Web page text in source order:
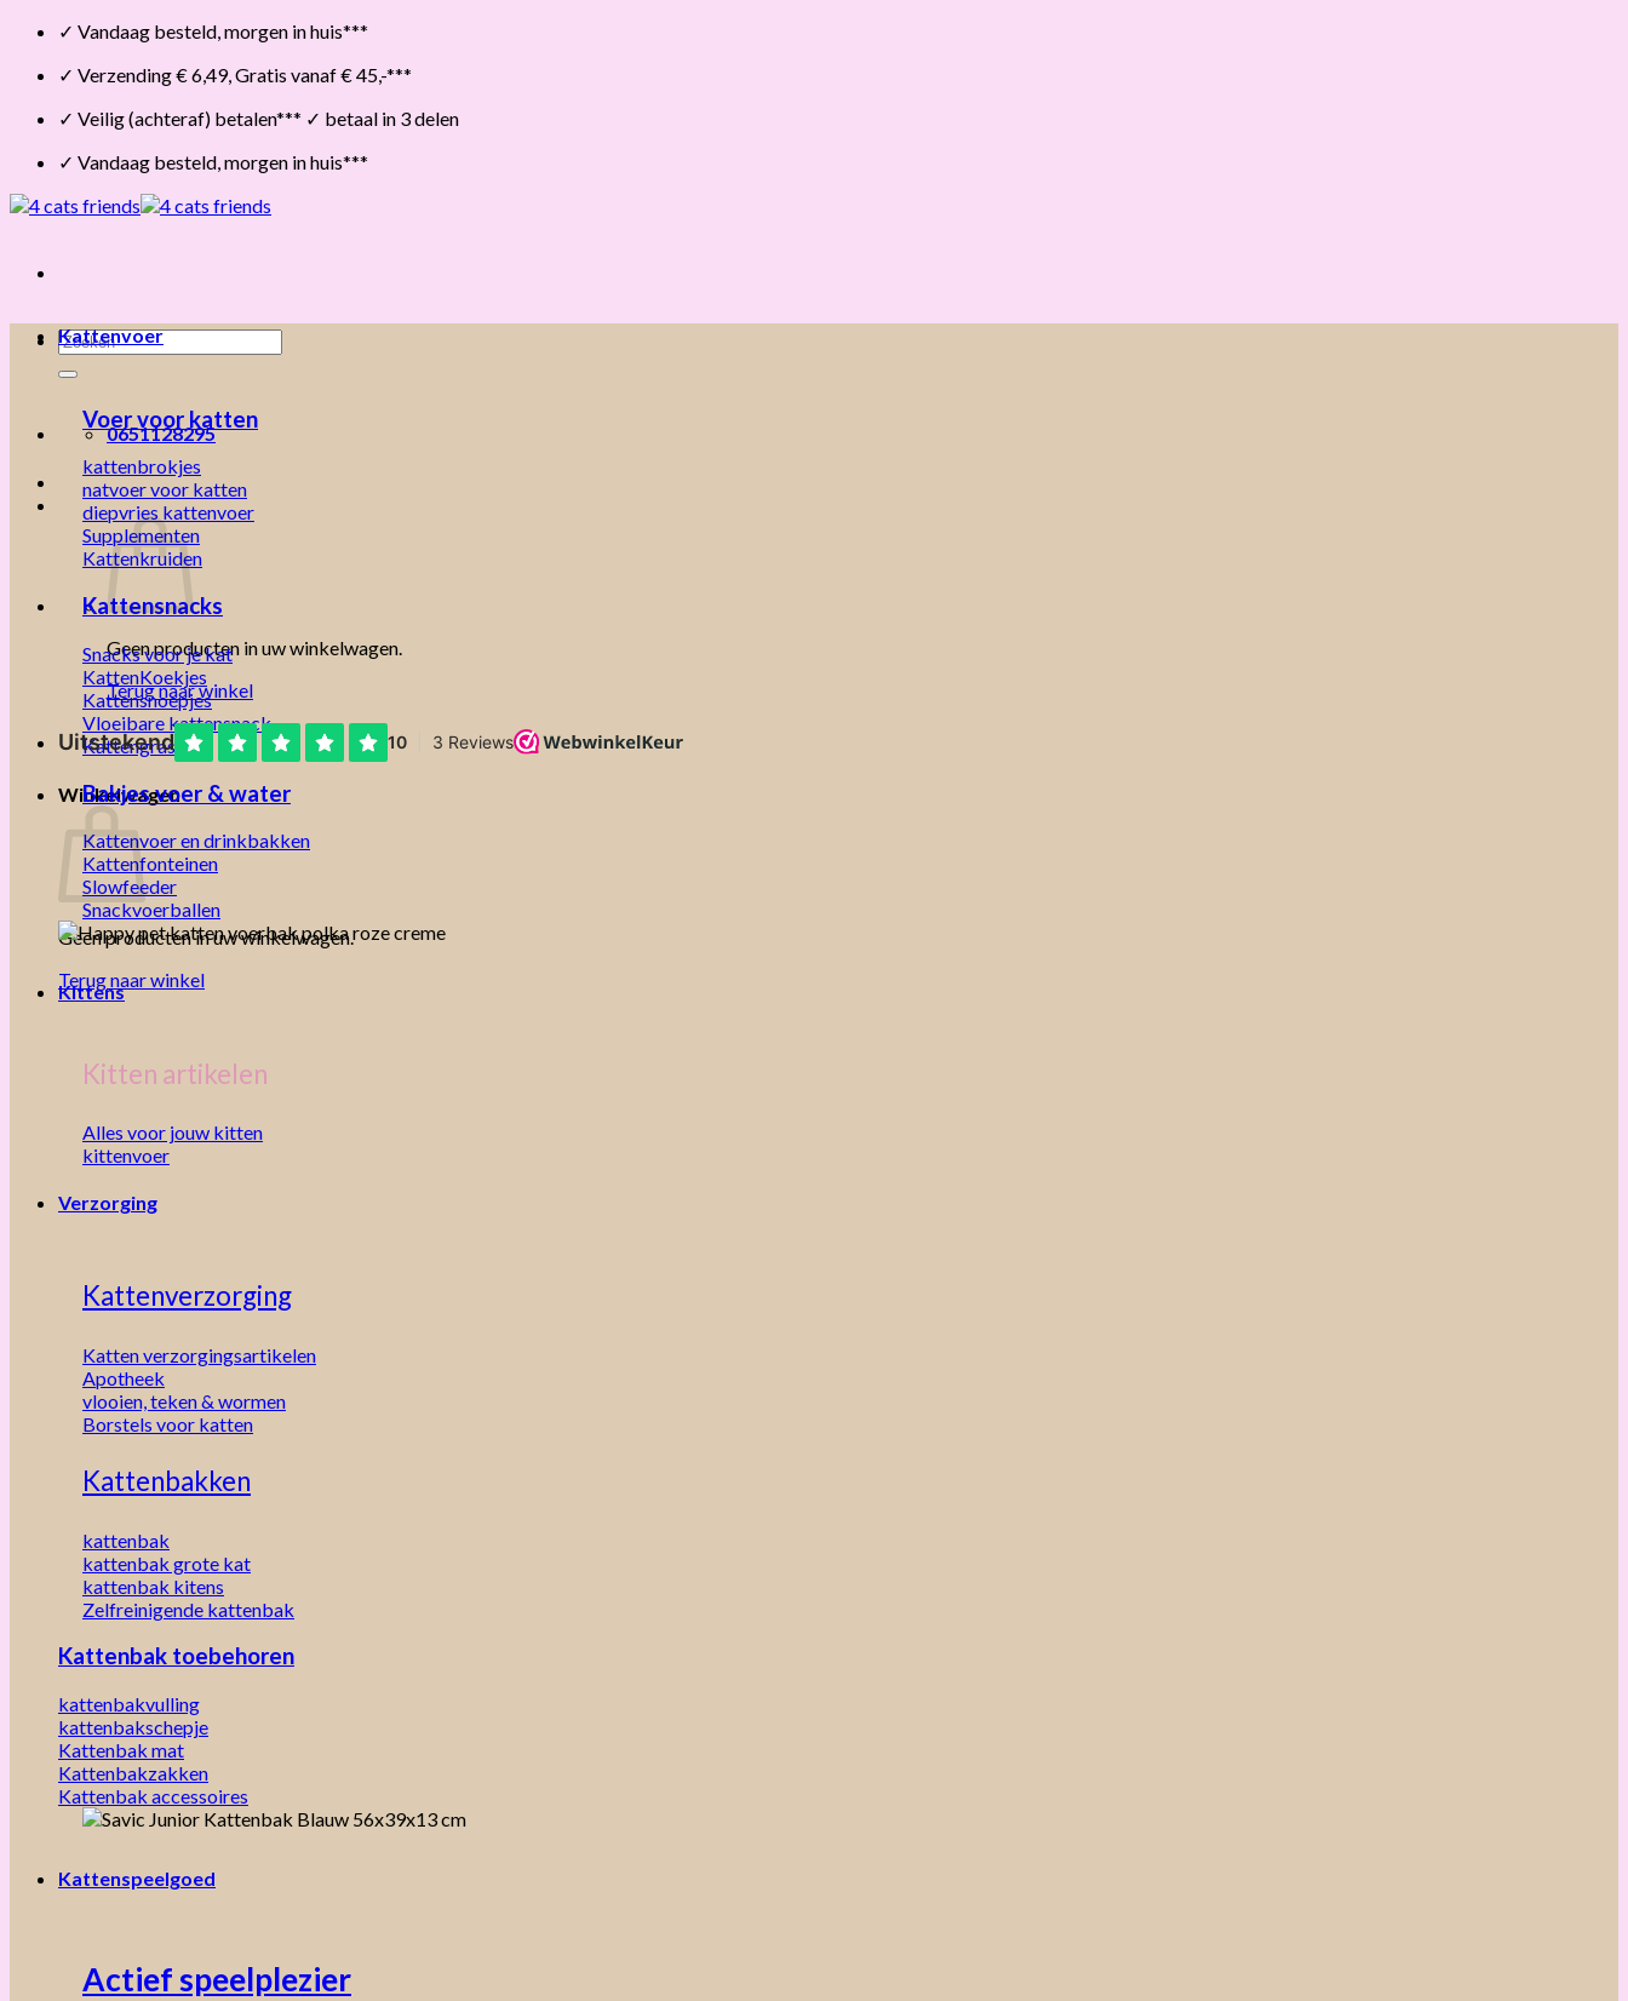
Skip
content
✓ Vandaag besteld, morgen in huis***
✓ Verzending € 6,49, Gratis vanaf € 45,-***
✓ Veilig (achteraf) betalen*** ✓ betaal in 3 delen
✓ Vandaag besteld, morgen in huis***
Zoeken
naar:
0651128295
Geen producten in uw winkelwagen.
Terug naar winkel
Winkelwagen
Geen producten in uw winkelwagen.
Terug naar winkel
Kattenvoer
Voer voor katten
kattenbrokjes
natvoer voor katten
diepvries kattenvoer
Supplementen
Kattenkruiden
Kattensnacks
Snacks voor je kat
KattenKoekjes
Kattensnoepjes
Vloeibare kattensnack
Kattengras
Bakjes voer & water
Kattenvoer en drinkbakken
Kattenfonteinen
Slowfeeder
Snackvoerballen
Kittens
Kitten artikelen
Alles voor jouw kitten
kittenvoer
Verzorging
Kattenverzorging
Katten verzorgingsartikelen
Apotheek
vlooien, teken & wormen
Borstels voor katten
Kattenbakken
kattenbak
kattenbak grote kat
kattenbak kitens
Zelfreinigende kattenbak
Kattenbak toebehoren
kattenbakvulling
kattenbakschepje
Kattenbak mat
Kattenbakzakken
Kattenbak accessoires
Kattenspeelgoed
Actief speelplezier